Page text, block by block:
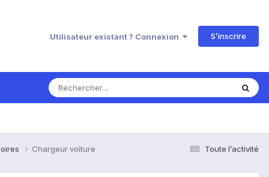
Utilisateur existant ? Connexion S’inscrire
Toute l’activité
Chargeur voiture